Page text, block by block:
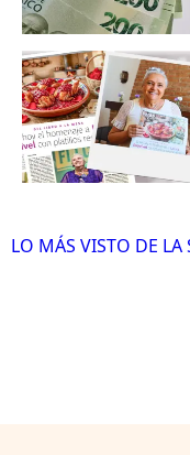
LO MÁS VISTO DE LA